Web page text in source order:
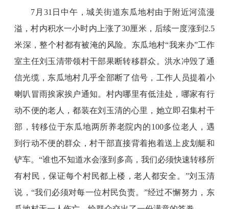
7月31日中午，城关街道东瓜地村由于附近河流漫
溢，村内积水一小时内上涨了30厘米，后续一度涨到2.5
米深，整个村都有被淹的风险。东瓜地村“我来办”工作
室主任刘玉清带领村干部果断转移群众。洪水冲毁了通
信光缆，东瓜地村几乎全部断了信号，工作人员提着小
喇叭冒雨挨家挨户通知。村内哪里有低洼处，哪家有行
动不便的老人，都装在刘玉清的心里，她立即召集村干
部，转移位于东瓜地两所养老院内的100多位老人，遇
到行动不便的群众，村干部直接背着抱着送上皮划艇和
铲车。“谁也不知道水会涨到多高，我们必须快速转移所
有村民，保证每个村民都上楼，老人都安全。”刘玉清
说，“我们必须对每一位村民负责。”经过不懈努力，东